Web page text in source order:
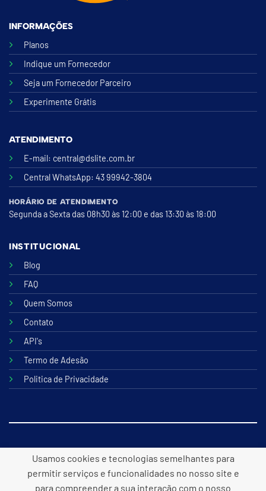
INFORMAÇÕES
Planos
Indique um Fornecedor
Seja um Fornecedor Parceiro
Experimente Grátis
ATENDIMENTO
E-mail: central@dslite.com.br
Central WhatsApp: 43 99942-3804
HORÁRIO DE ATENDIMENTO
Segunda a Sexta das 08h30 às 12:00 e das 13:30 às 18:00
INSTITUCIONAL
Blog
FAQ
Quem Somos
Contato
API's
Termo de Adesão
Politica de Privacidade
© 2026 B2lite Tecnologia Online
Usamos cookies e tecnologias semelhantes para
permitir serviços e funcionalidades no nosso site e
para compreender a sua interação com o nosso